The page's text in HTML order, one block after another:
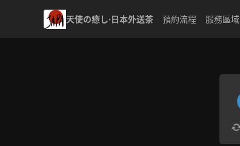
天使の癒し·日本外送茶 預約流程 服務區域